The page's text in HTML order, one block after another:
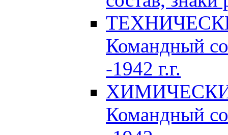
Командный
-1942 г.г.
Командный